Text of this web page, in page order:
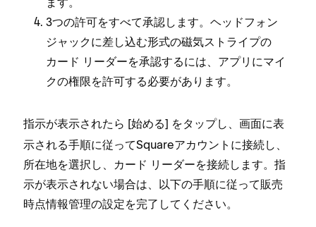
3つの許可をすべて承認します⁠。ヘ⁠ッドフ⁠ォン
ジ⁠ャ⁠ックに差し込む形式の磁気ストライプの
カ⁠ード リ⁠ーダ⁠ーを承認するには⁠、アプリにマイ
クの権限を許可する必要があります⁠。
指示が表示されたら [⁠始める⁠] をタ⁠ップし⁠、画面に表
示される手順に従⁠ってSquareアカウントに接続し⁠、
所在地を選択し⁠、カ⁠ード リ⁠ーダ⁠ーを接続します⁠。指
示が表示されない場合は⁠、以下の手順に従⁠って販売
時点情報管理の設定を完了してください⁠。